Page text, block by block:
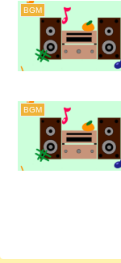
BGM
BGM